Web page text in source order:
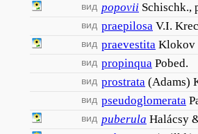
вид popovii Schischk.,
вид praepilosa V.I.
вид praevestita Klokov
вид propinqua Pobed.
вид prostrata (Adams)
вид pseudoglomerata
вид puberula Halácsy